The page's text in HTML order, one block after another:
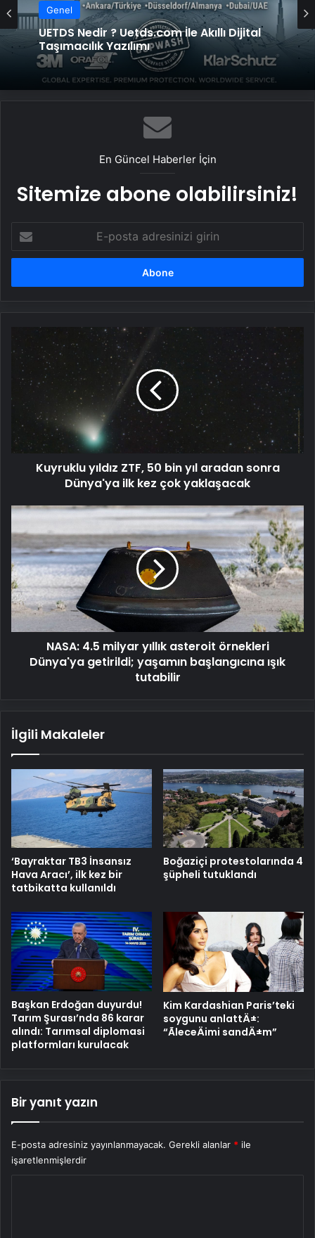
Genel
UETDS Nedir ? Uetds.com İle Akıllı Dijital
Taşımacılık Yazılımı
Genel
Datahost İle Güvenilir Sunucu Hizmetleri
En Güncel Haberler İçin
Sitemize abone olabilirsiniz!
posta
adresinizi
Kuyruklu
yıldız
ZTF,
50
yıl
aradan
sonra
Dünya'ya
yaklaşacak
Kuyruklu yıldız ZTF, 50 bin yıl aradan sonra
Dünya'ya ilk kez çok yaklaşacak
NASA:
yıllık
asteroit
örnekleri
Dünya'ya
getirildi;
yaşamın
başlangıcınaNASA: 4.5 milyar yıllık asteroit örnekleri
Dünya'ya getirildi; yaşamın başlangıcına ışık
tutabilir
İlgili Makaleler
‘Bayraktar TB3 İnsansız
Hava Aracı’, ilk kez bir
tatbikatta kullanıldı
Boğaziçi protestolarında 4
şüpheli tutuklandı
Başkan Erdoğan duyurdu!
Tarım Şurası’nda 86 karar
alındı: Tarımsal diplomasi
platformları kurulacak
Kim Kardashian Paris’teki
soygunu anlattÄ±:
“ÃleceÄimi sandÄ±m”
Bir yanıt yazın
E-posta adresiniz yayınlanmayacak. Gerekli alanlar * ile
işaretlenmişlerdir